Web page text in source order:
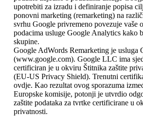
upotrebiti za izradu i definiranje popisa
ponovni marketing (remarketing) na
svrhu Google privremeno povezuje vaše
podacima usluge Google Analytics kako
skupine.
Google AdWords Remarketing je usluga
(www.google.com). Google LLC ima
certificiran je u okviru Štitnika zaštite
(EU-US Privacy Shield). Trenutni
ovdje. Kao rezultat ovog sporazuma
Europske komisije, potonji je utvrdio
zaštite podataka za tvrtke certificirane u
privatnosti.